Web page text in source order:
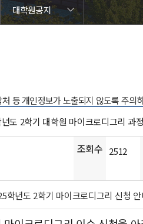
대학원공지
대학정보알림
정보공개
정보서비스안내
온라인민원센터
청렴행정
갑질신고센터
유실물 센터
SEOULTECH광장
대학공지사항
학사공지
장학공지
대학원공지
취업공지
대학입찰
채용정보
공모/외부행사
등록금심의위원회
로나바이러스19 대응안내
재정위원회
등 개인정보가 노출되지 않도록 주의
도 2학기 대학원 마이크로디그리 과
조회수 2512
학년도 2학기 마이크로디그리 신청